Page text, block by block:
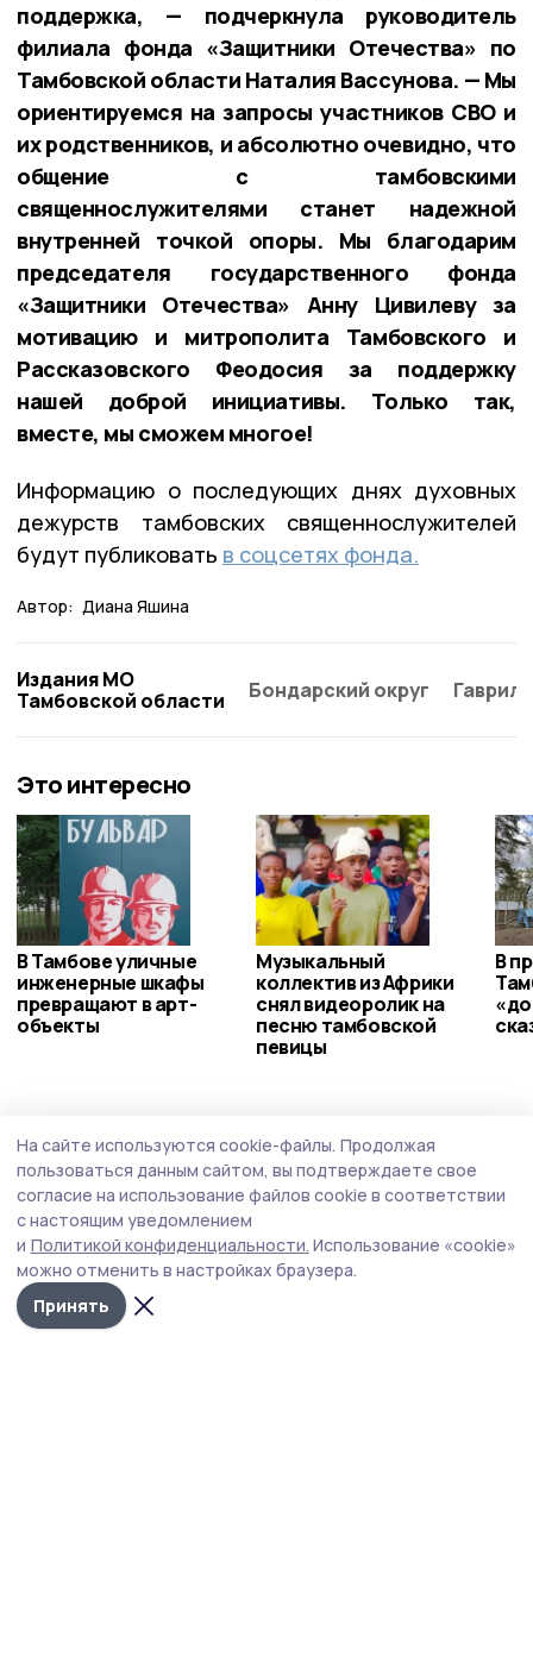
поддержка, — подчеркнула руководитель
филиала фонда «Защитники Отечества» по
Тамбовской области Наталия Вассунова. — Мы
ориентируемся на запросы участников СВО и
их родственников, и абсолютно очевидно, что
общение с тамбовскими
священнослужителями станет надежной
внутренней точкой опоры. Мы благодарим
председателя государственного фонда
«Защитники Отечества» Анну Цивилеву за
мотивацию и митрополита Тамбовского и
Рассказовского Феодосия за поддержку
нашей доброй инициативы. Только так,
вместе, мы сможем многое!
Информацию о последующих днях духовных
дежурств тамбовских священнослужителей
будут публиковать в соцсетях фонда.
Автор: Диана Яшина
Издания МО
Тамбовской области
Бондарский округ
Это интересно
В Тамбове уличные
инженерные шкафы
превращают в арт-
объекты
Музыкальный
коллектив из Африки
снял видеоролик на
песню тамбовской
певицы
В
Евгений Первышов поздравил тамбовских
строителей с профессиональным
праздником
Сегодня в Тамбовской области работает порядка 1,3
тысячи строительных организаций, в которых трудится
около 7,3 тысячи человек.
На сайте используются cookie-файлы. Продолжая
пользоваться данным сайтом, вы подтверждаете свое
согласие на использование файлов cookie в соответствии
с настоящим уведомлением
и Политикой конфиденциальности. Использование «cookie»
можно отменить в настройках браузера.
Принять